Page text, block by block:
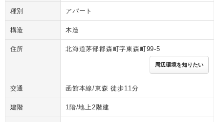
種別 アパート
構造 木造
住所 北海道茅部郡森町字東森町99-5
周辺環境を知りたい
交通 函館本線/東森 徒歩11分
建階 1階/地上2階建